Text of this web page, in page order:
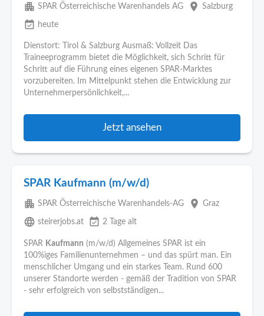
apartment SPAR Österreichische Warenhandels AG place Salzburg
event_available heute
Dienstort: Tirol & Salzburg Ausmaß: Vollzeit Das
Traineeprogramm bietet die Möglichkeit, sich Schritt für
Schritt auf die Führung eines eigenen SPAR-Marktes
vorzubereiten. Im Mittelpunkt stehen die Entwicklung zur
Unternehmerpersönlichkeit,...
Jetzt ansehen
SPAR Kaufmann (m/w/d)
apartment SPAR Österreichische Warenhandels-AG place Graz
language steirerjobs.at event_available 2 Tage alt
SPAR Kaufmann (m/w/d) Allgemeines SPAR ist ein
100%iges Familienunternehmen – und das spürt man. Ein
menschlicher Umgang und ein starkes Team. Rund 600
unserer Standorte werden - gemäß der Tradition von SPAR
- sehr erfolgreich von selbstständigen...